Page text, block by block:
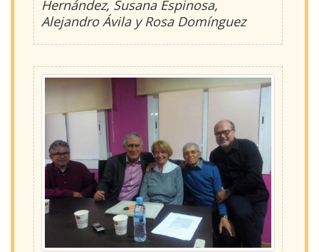
Hernández, Susana Espinosa,
Alejandro Ávila y Rosa Domínguez